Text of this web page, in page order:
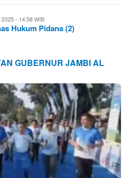
- 14:58 WIB
Hukum Pidana (2)
GUBERNUR JAMBI AL